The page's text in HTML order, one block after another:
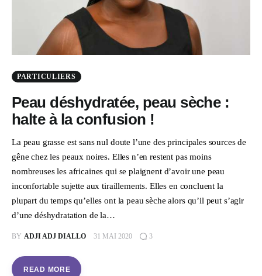
PARTICULIERS
Peau déshydratée, peau sèche :
halte à la confusion !
La peau grasse est sans nul doute l’une des principales sources de
gêne chez les peaux noires. Elles n’en restent pas moins
nombreuses les africaines qui se plaignent d’avoir une peau
inconfortable sujette aux tiraillements. Elles en concluent la
plupart du temps qu’elles ont la peau sèche alors qu’il peut s’agir
d’une déshydratation de la…
BY ADJI ADJ DIALLO 31 MAI 2020 3
READ MORE